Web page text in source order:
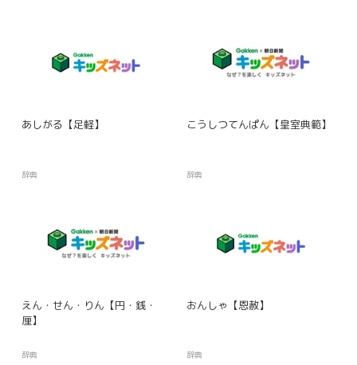
あしがる【足軽】
辞典
こうしつてんぱん【皇室典範】
辞典
えん・せん・りん【円・銭・
厘】
辞典
おんしゃ【恩赦】
辞典